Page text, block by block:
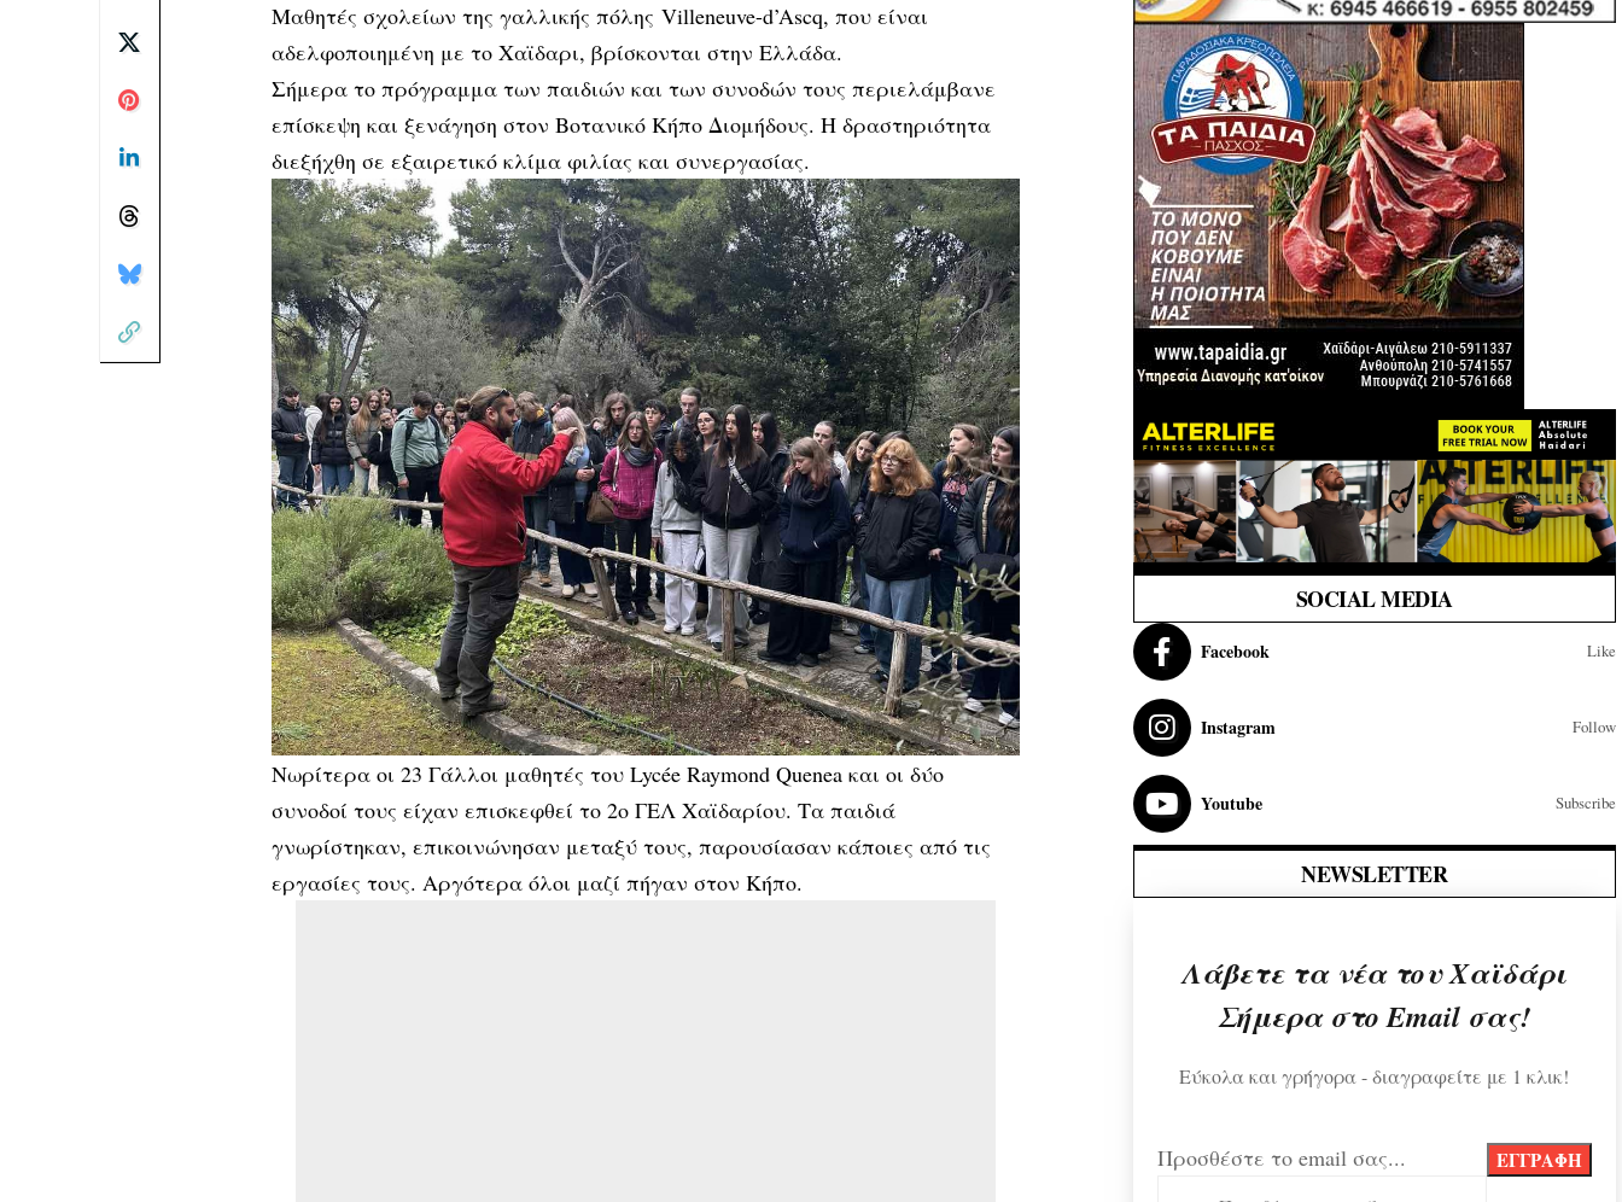
Μαθητές σχολείων της γαλλικής πόλης Villeneuve-d’Ascq, που είναι
αδελφοποιημένη με το Χαϊδαρι, βρίσκονται στην Ελλάδα.
Σήμερα το πρόγραμμα των παιδιών και των συνοδών τους περιελάμβανε
επίσκεψη και ξενάγηση στον Βοτανικό Κήπο Διομήδους. Η δραστηριότητα
διεξήχθη σε εξαιρετικό κλίμα φιλίας και συνεργασίας.
Νωρίτερα οι 23 Γάλλοι μαθητές του Lycée Raymond Quenea και οι δύο
συνοδοί τους είχαν επισκεφθεί το 2ο ΓΕΛ Χαϊδαρίου. Τα παιδιά
γνωρίστηκαν, επικοινώνησαν μεταξύ τους, παρουσίασαν κάποιες από τις
εργασίες τους. Αργότερα όλοι μαζί πήγαν στον Κήπο.
SOCIAL MEDIA
Facebook Like
Instagram Follow
Youtube Subscribe
NEWSLETTER
Λάβετε τα νέα του Χαϊδάρι
Σήμερα στο Email σας!
Εύκολα και γρήγορα - διαγραφείτε με 1 κλικ!
Προσθέστε το email σας...